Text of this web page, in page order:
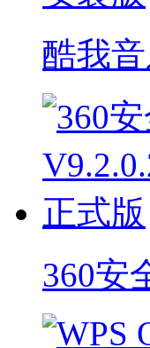
酷我
360安